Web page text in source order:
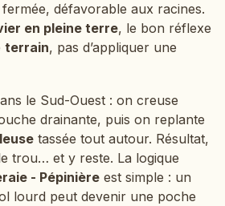
défavorable aux racines.
en pleine terre, le bon réflexe
terrain, pas d’appliquer une
le Sud-Ouest : on creuse
drainante, puis on replante
tassée tout autour. Résultat,
trou… et y reste. La logique
- Pépinière est simple : un
lourd peut devenir une poche